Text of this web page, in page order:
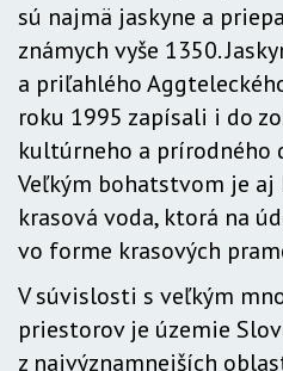
sú najmä jaskyne a
známych vyše 1350.
a priľahlého
roku 1995 zapísali i do
kultúrneho a prírodného
Veľkým bohatstvom je
krasová voda, ktorá na
vo forme krasových
V súvislosti s veľkým
priestorov je územie
z najvýznamnejších